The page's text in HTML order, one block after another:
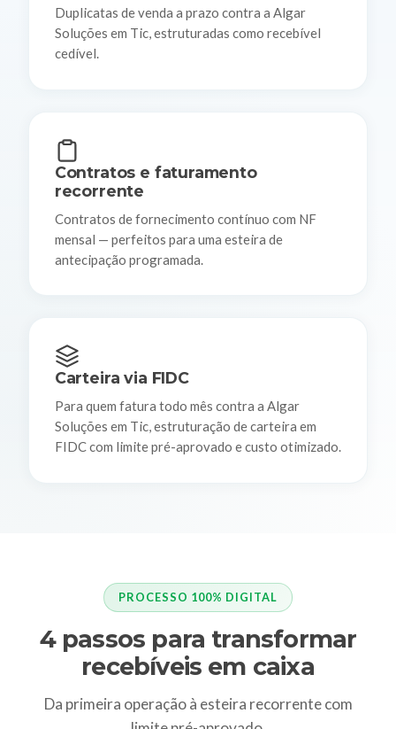
Duplicatas de venda a prazo contra a Algar
Soluções em Tic, estruturadas como recebível
cedível.
Contratos e faturamento
recorrente
Contratos de fornecimento contínuo com NF
mensal — perfeitos para uma esteira de
antecipação programada.
Carteira via FIDC
Para quem fatura todo mês contra a Algar
Soluções em Tic, estruturação de carteira em
FIDC com limite pré-aprovado e custo otimizado.
PROCESSO 100% DIGITAL
4 passos para transformar
recebíveis em caixa
Da primeira operação à esteira recorrente com